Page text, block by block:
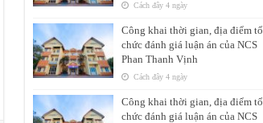
Cách đây 4 ngày
Công khai thời gian, địa điểm tổ
chức đánh giá luận án của NCS
Phan Thanh Vịnh
Cách đây 4 ngày
Công khai thời gian, địa điểm tổ
chức đánh giá luận án của NCS